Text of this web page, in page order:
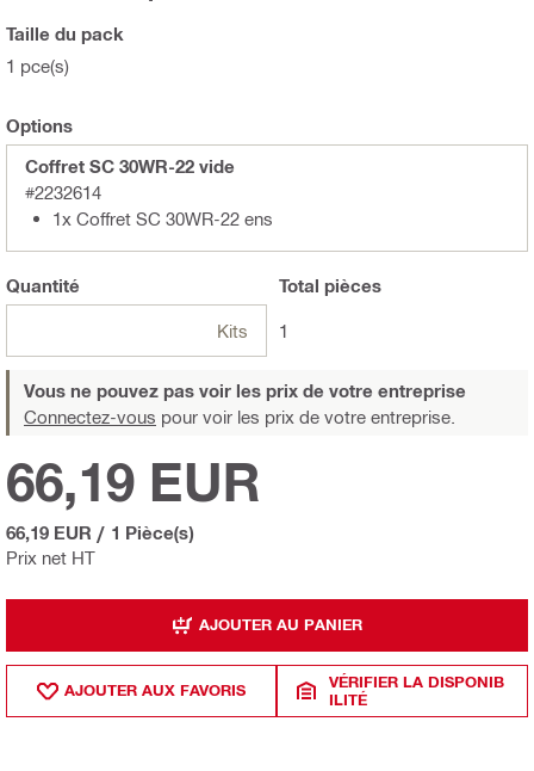
Taille du pack
1 pce(s)
Options
Coffret SC 30WR-22 vide
#2232614
1x Coffret SC 30WR-22 ens
Quantité
Kits
Total pièces
1
Vous ne pouvez pas voir les prix de votre entreprise
Connectez-vous pour voir les prix de votre entreprise.
Prix net HT
66,19 EUR
66,19 EUR / 1 Pièce(s)
AJOUTER AU PANIER
AJOUTER AUX FAVORIS
VÉRIFIER LA DISPONIB
ILITÉ